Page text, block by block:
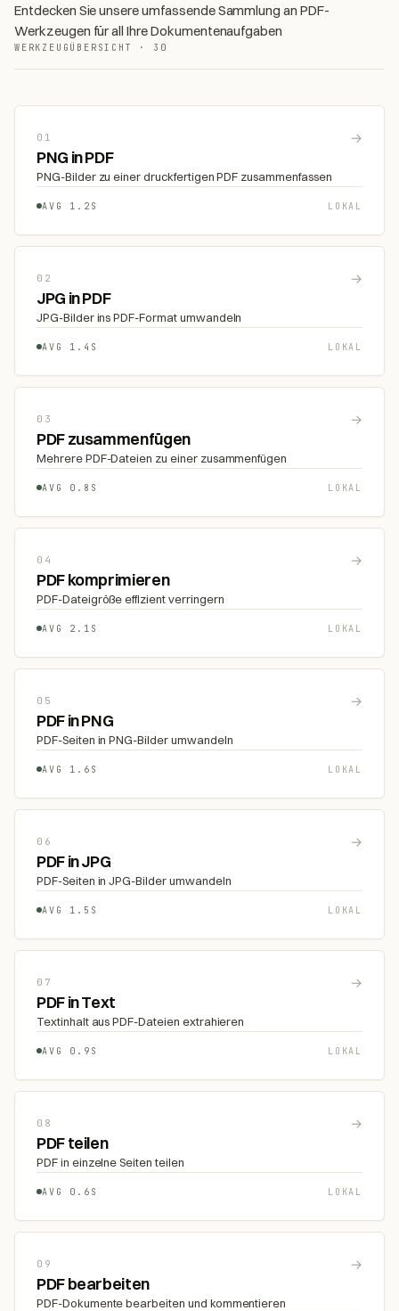
Entdecken Sie unsere umfassende Sammlung an PDF-
Werkzeugen für all Ihre Dokumentenaufgaben
WERKZEUGÜBERSICHT · 30
01 →
PNG in PDF
PNG-Bilder zu einer druckfertigen PDF zusammenfassen
AVG 1.2S LOKAL
02 →
JPG in PDF
JPG-Bilder ins PDF-Format umwandeln
AVG 1.4S LOKAL
03 →
PDF zusammenfügen
Mehrere PDF-Dateien zu einer zusammenfügen
AVG 0.8S LOKAL
04 →
PDF komprimieren
PDF-Dateigröße effizient verringern
AVG 2.1S LOKAL
05 →
PDF in PNG
PDF-Seiten in PNG-Bilder umwandeln
AVG 1.6S LOKAL
06 →
PDF in JPG
PDF-Seiten in JPG-Bilder umwandeln
AVG 1.5S LOKAL
07 →
PDF in Text
Textinhalt aus PDF-Dateien extrahieren
AVG 0.9S LOKAL
08 →
PDF teilen
PDF in einzelne Seiten teilen
AVG 0.6S LOKAL
09 →
PDF bearbeiten
PDF-Dokumente bearbeiten und kommentieren